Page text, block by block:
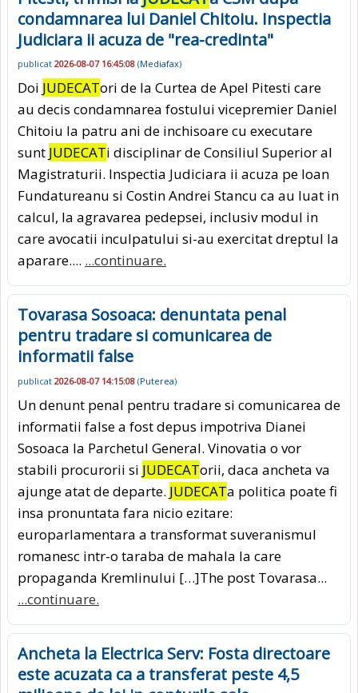
condamnarea lui Daniel Chitoiu. Inspectia
Judiciara ii acuza de "rea-credinta"
publicat 2026-08-07 16:45:08 (Mediafax)
Doi JUDECATori de la Curtea de Apel Pitesti care
au decis condamnarea fostului vicepremier Daniel
Chitoiu la patru ani de inchisoare cu executare
sunt JUDECATi disciplinar de Consiliul Superior al
Magistraturii. Inspectia Judiciara ii acuza pe Ioan
Fundatureanu si Costin Andrei Stancu ca au luat in
calcul, la agravarea pedepsei, inclusiv modul in
care avocatii inculpatului si-au exercitat dreptul la
aparare.... ...continuare.
Tovarasa Sosoaca: denuntata penal
pentru tradare si comunicarea de
informatii false
publicat 2026-08-07 14:15:08 (Puterea)
Un denunt penal pentru tradare si comunicarea de
informatii false a fost depus impotriva Dianei
Sosoaca la Parchetul General. Vinovatia o vor
stabili procurorii si JUDECATorii, daca ancheta va
ajunge atat de departe. JUDECATa politica poate fi
insa pronuntata fara nicio ezitare:
europarlamentara a transformat suveranismul
romanesc intr-o taraba de mahala la care
propaganda Kremlinului […]The post Tovarasa...
...continuare.
Ancheta la Electrica Serv: Fosta directoare
este acuzata ca a transferat peste 4,5